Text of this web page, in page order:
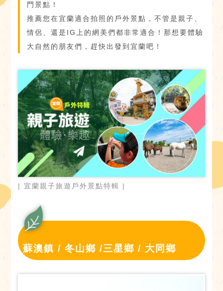
門景點！
推薦您在宜蘭適合拍照的戶外景點，不管是親子、
情侶、還是IG上的網美們都非常適合！那想要體驗
大自然的朋友們，趕快出發到宜蘭吧！
| 宜蘭親子旅遊戶外景點特輯 |
蘇澳鎮 / 冬山鄉 /三星鄉 / 大同鄉